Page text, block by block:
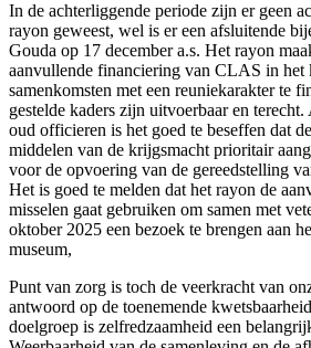
In de achterliggende periode zijn er geen
rayon geweest, wel is er een afsluitende
Gouda op 17 december a.s. Het rayon
aanvullende financiering van CLAS in het
samenkomsten met een reuniekarakter te
gestelde kaders zijn uitvoerbaar en
oud officieren is het goed te beseffen dat
middelen van de krijgsmacht prioritair
voor de opvoering van de gereedstelling
Het is goed te melden dat het rayon de
misselen gaat gebruiken om samen met
oktober 2025 een bezoek te brengen aan
museum,
Punt van zorg is toch de veerkracht van
antwoord op de toenemende
doelgroep is zelfredzaamheid een